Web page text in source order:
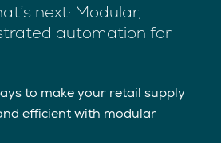
next: Modular,
automation for
to make your retail supply
efficient with modular